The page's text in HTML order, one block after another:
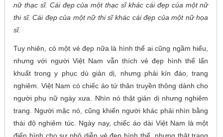
nữ thạc sĩ. Cái đẹp của một thạc sĩ khác cái đẹp của một nữ
thi sĩ. Cái đẹp của một nữ thi sĩ khác cái đẹp của một nữ họa
sĩ.
Tuy nhiên, có một vẻ đẹp nữa là hình thể ai cũng ngầm hiểu,
nhưng với người Việt Nam vẫn thích vẻ đẹp hình thể lẩn
khuất trong y phục dù giản dị, nhưng phải kín đáo, trang
nghiêm. Việt Nam có chiếc áo tứ thân truyền thông dành cho
người phụ nữ ngày xưa. Nhìn nó thật giản dị nhưng nghiêm
trang. Người mặc nó, cũng khiến người khác phải nhìn bằng
thái độ nghiêm túc. Ngày nay, chiếc áo dài Việt Nam là một